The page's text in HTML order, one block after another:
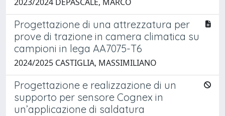
Progettazione di una attrezzatura per
prove di trazione in camera climatica su
campioni in lega AA7075-T6
2024/2025 CASTIGLIA, MASSIMILIANO
Progettazione e realizzazione di un
supporto per sensore Cognex in
un’applicazione di saldatura